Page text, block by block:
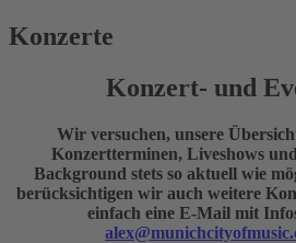
Konzerte
Konzert- und
Wir versuchen, unsere
Konzertterminen, Liveshows
Background stets so aktuell wie
berücksichtigen wir auch weitere
einfach eine E-Mail mit